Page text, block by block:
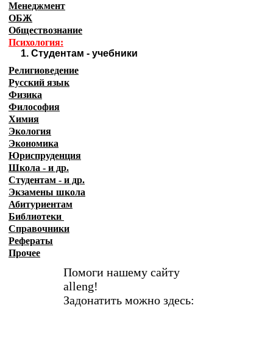
Менеджмент
ОБЖ
Обществознание
Психология:
1. Студентам - учебники
Религиоведение
Русский язык
Физика
Философия
Химия
Экология
Экономика
Юриспруденция
Школа - и др.
Студентам - и др.
Экзамены школа
Абитуриентам
Библиотеки
Справочники
Рефераты
Прочее
Помоги нашему сайту
alleng!
Задонатить можно здесь: